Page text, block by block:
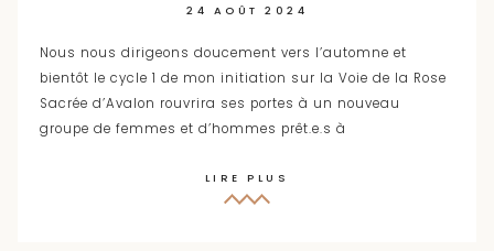
24 AOÛT 2024
Nous nous dirigeons doucement vers l’automne et
bientôt le cycle 1 de mon initiation sur la Voie de la Rose
Sacrée d’Avalon rouvrira ses portes à un nouveau
groupe de femmes et d’hommes prêt.e.s à
LIRE PLUS